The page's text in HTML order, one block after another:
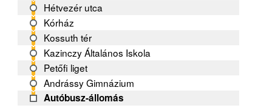
Hétvezér utca
Kórház
Kossuth tér
Kazinczy Általános Iskola
Petőfi liget
Andrássy Gimnázium
Autóbusz-állomás